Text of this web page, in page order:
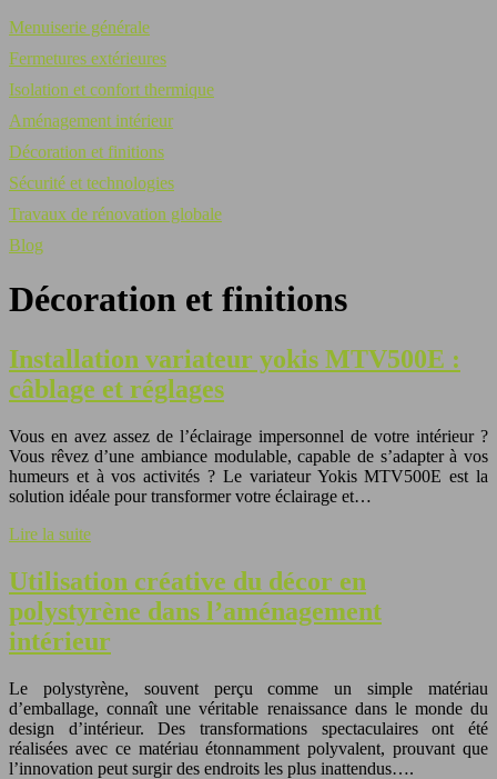
Menuiserie générale
Fermetures extérieures
Isolation et confort thermique
Aménagement intérieur
Décoration et finitions
Sécurité et technologies
Travaux de rénovation globale
Blog
Décoration et finitions
Installation variateur yokis MTV500E :
câblage et réglages
Vous en avez assez de l’éclairage impersonnel de votre intérieur ?
Vous rêvez d’une ambiance modulable, capable de s’adapter à vos
humeurs et à vos activités ? Le variateur Yokis MTV500E est la
solution idéale pour transformer votre éclairage et…
Lire la suite
Utilisation créative du décor en
polystyrène dans l’aménagement
intérieur
Le polystyrène, souvent perçu comme un simple matériau
d’emballage, connaît une véritable renaissance dans le monde du
design d’intérieur. Des transformations spectaculaires ont été
réalisées avec ce matériau étonnamment polyvalent, prouvant que
l’innovation peut surgir des endroits les plus inattendus….